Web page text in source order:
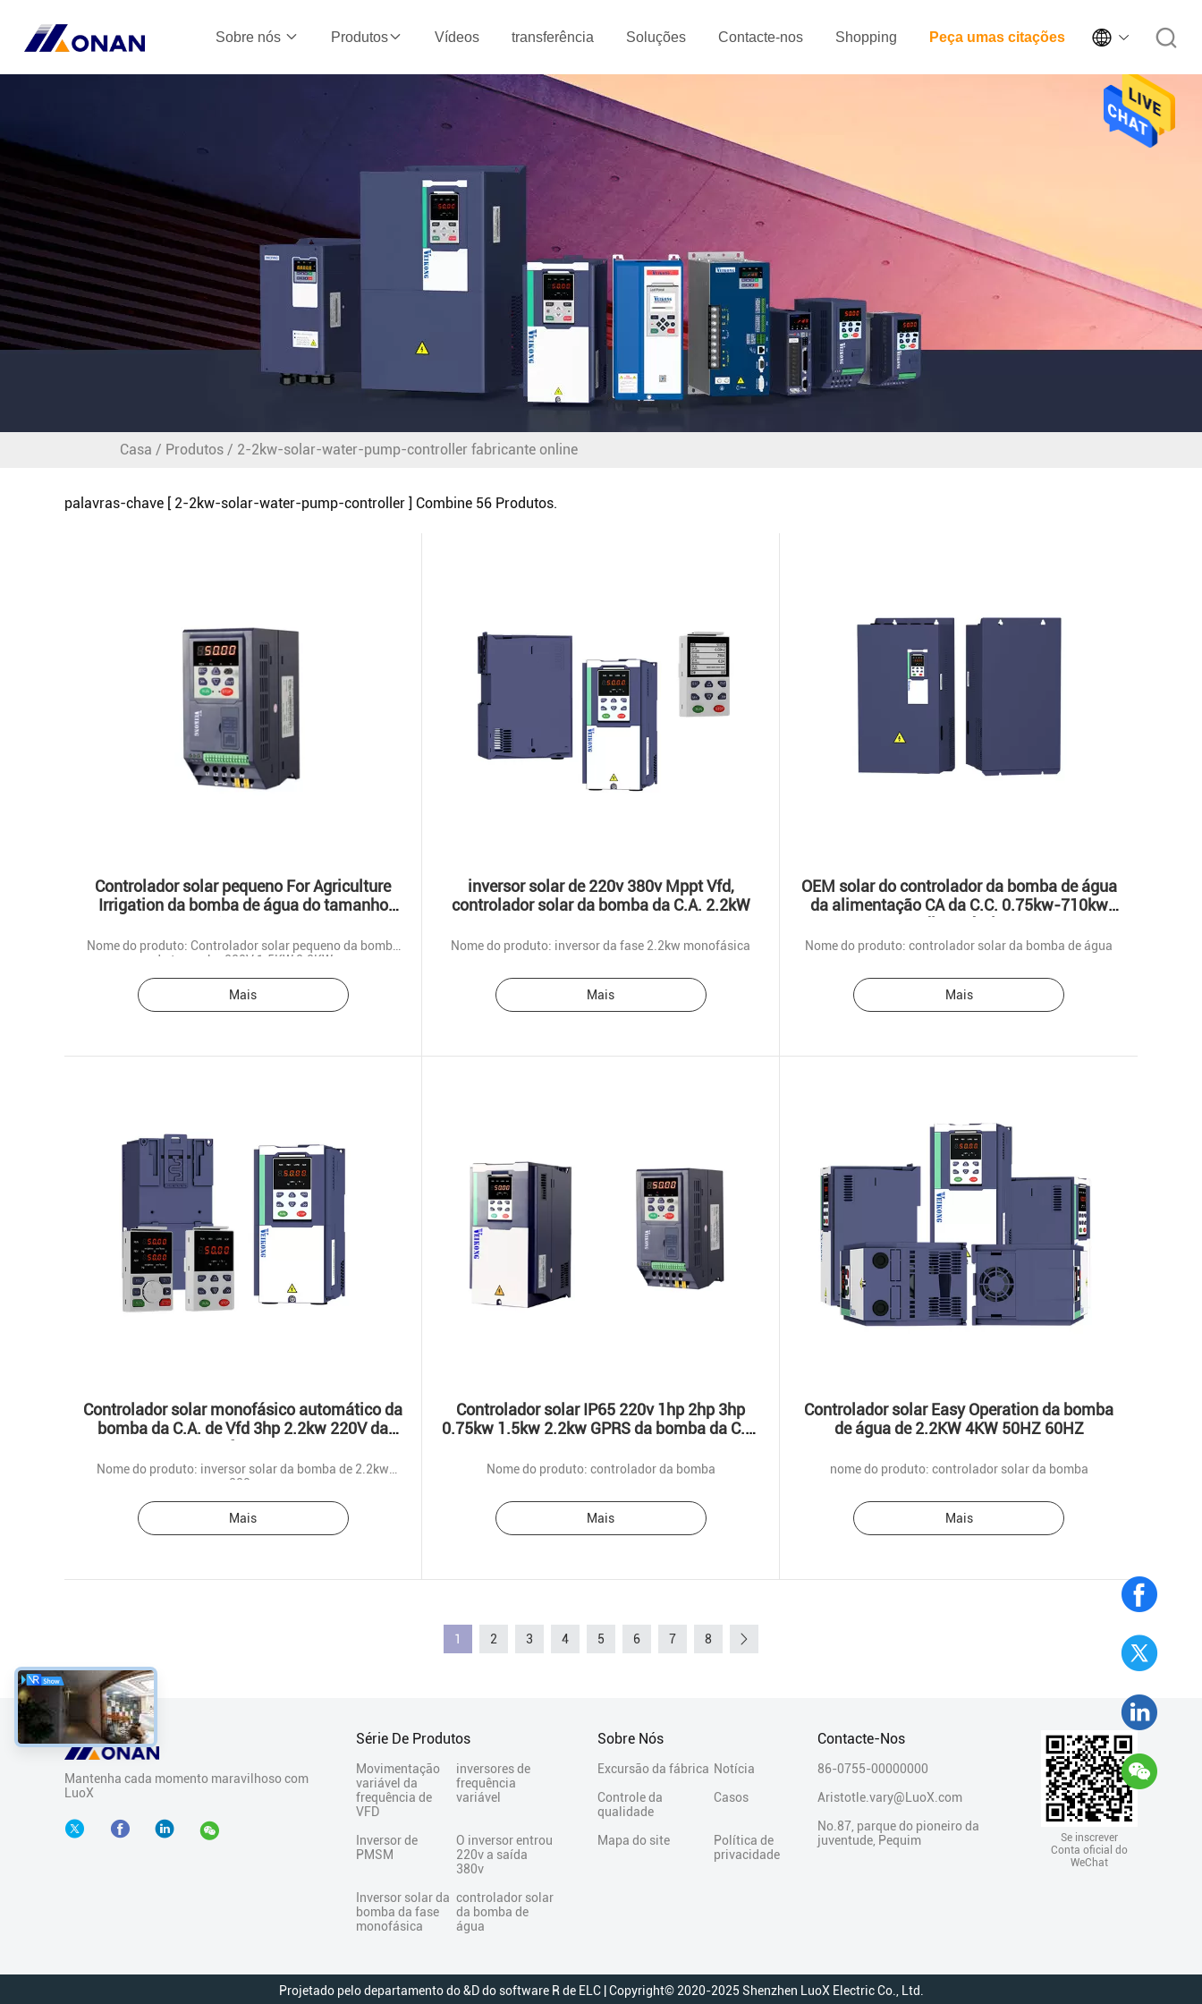
Sobre nós Produtos Vídeos transferência Soluções Contacte-nos Shopping Peça umas citações 
Casa / Produtos / 2-2kw-solar-water-pump-controller fabricante online
palavras-chave [ 2-2kw-solar-water-pump-controller ] Combine 56 Produtos.
Controlador solar pequeno For Agriculture
Irrigation da bomba de água do tamanho
Nome do produto: Controlador solar pequeno da bomba
do tamanho 220V 1.5KW 2.2KW
Mais
inversor solar de 220v 380v Mppt Vfd,
controlador solar da bomba da C.A. 2.2kW
Nome do produto: inversor da fase 2.2kw monofásica
Mais
OEM solar do controlador da bomba de água
da alimentação CA da C.C. 0.75kw-710kw
Nome do produto: controlador solar da bomba de água
Mais
Controlador solar monofásico automático da
bomba da C.A. de Vfd 3hp 2.2kw 220V da
Nome do produto: inversor solar da bomba de 2.2kw
220v
Mais
Controlador solar IP65 220v 1hp 2hp 3hp
0.75kw 1.5kw 2.2kw GPRS da bomba da C.A.
Nome do produto: controlador da bomba
Mais
Controlador solar Easy Operation da bomba
de água de 2.2KW 4KW 50HZ 60HZ
nome do produto: controlador solar da bomba
Mais
1 2 3 4 5 6 7 8


Mantenha cada momento maravilhoso com
LuoX

Série De Produtos
Movimentação
variável da
frequência de
VFD
inversores de
frequência
variável
Inversor de
PMSM
O inversor entrou
220v a saída
380v
Inversor solar da
bomba da fase
monofásica
controlador solar
da bomba de
água
Sobre Nós
Excursão da fábrica Notícia
Controle da
qualidade
Casos
Mapa do site
Política de
privacidade
Contacte-Nos
86-0755-00000000
Aristotle.vary@LuoX.com
No.87, parque do pioneiro da
juventude, Pequim
Se inscrever
Conta oficial do
WeChat
Projetado pelo departamento do &D do software R de ELC | Copyright© 2020-2025 Shenzhen LuoX Electric Co., Ltd.